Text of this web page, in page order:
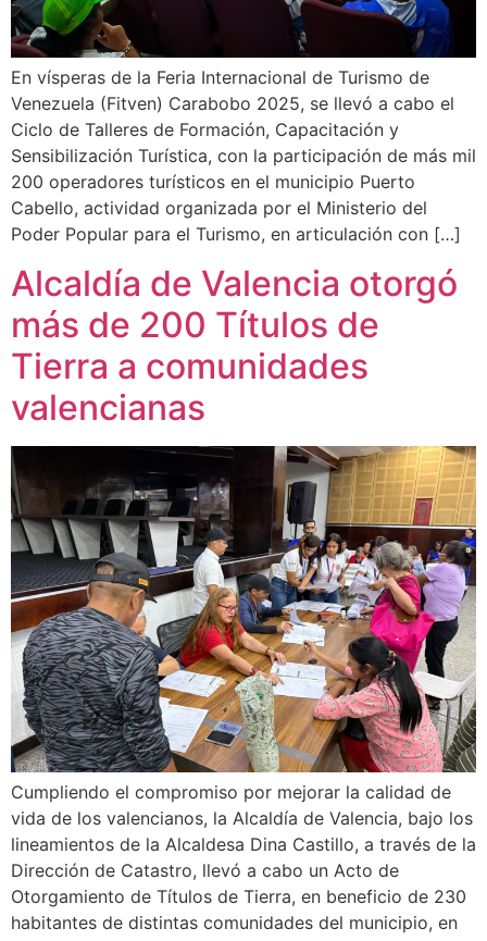
En vísperas de la Feria Internacional de Turismo de
Venezuela (Fitven) Carabobo 2025, se llevó a cabo el
Ciclo de Talleres de Formación, Capacitación y
Sensibilización Turística, con la participación de más mil
200 operadores turísticos en el municipio Puerto
Cabello, actividad organizada por el Ministerio del
Poder Popular para el Turismo, en articulación con […]
Alcaldía de Valencia otorgó
más de 200 Títulos de
Tierra a comunidades
valencianas
Cumpliendo el compromiso por mejorar la calidad de
vida de los valencianos, la Alcaldía de Valencia, bajo los
lineamientos de la Alcaldesa Dina Castillo, a través de la
Dirección de Catastro, llevó a cabo un Acto de
Otorgamiento de Títulos de Tierra, en beneficio de 230
habitantes de distintas comunidades del municipio, en